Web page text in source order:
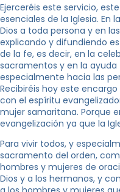
Ejerceréis este servicio,
esenciales de la Iglesia. En
Dios a toda persona y en
explicando y difundiendo
de la fe, es decir, en la
sacramentos y en la
especialmente hacia las
Recibiréis hoy este
con el espíritu
mujer samaritana. Porque
evangelización ya que la
Para vivir todos, y
sacramento del orden,
hombres y mujeres de
Dios y a los hermanos, y